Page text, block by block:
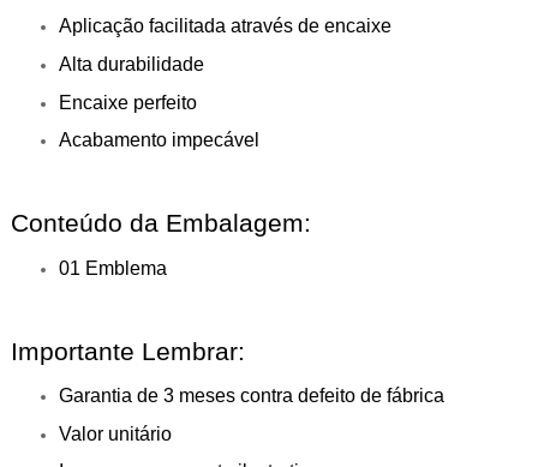
Aplicação facilitada através de encaixe
Alta durabilidade
Encaixe perfeito
Acabamento impecável
Conteúdo da Embalagem:
01 Emblema
Importante Lembrar:
Garantia de 3 meses contra defeito de fábrica
Valor unitário